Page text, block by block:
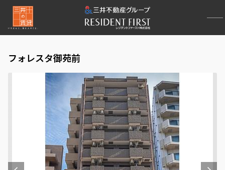
フォレスタ御苑前